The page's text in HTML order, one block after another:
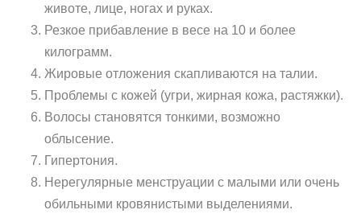
животе, лице, ногах и руках.
Резкое прибавление в весе на 10 и более
килограмм.
Жировые отложения скапливаются на талии.
Проблемы с кожей (угри, жирная кожа, растяжки).
Волосы становятся тонкими, возможно
облысение.
Гипертония.
Нерегулярные менструации с малыми или очень
обильными кровянистыми выделениями.